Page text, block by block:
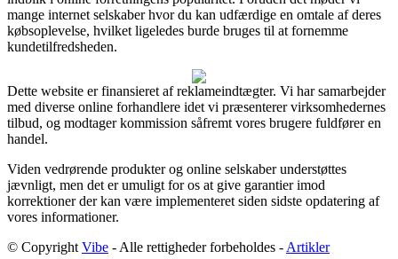
mange internet selskaber hvor du kan udfærdige en omtale af deres
købsoplevelse, hvilket ligeledes burde bruges til at fornemme
kundetilfredsheden.
Dette website er finansieret af reklameindtægter. Vi har samarbejder
med diverse online forhandlere idet vi præsenterer virksomhedernes
tilbud, og modtager kommission såfremt vores brugere fuldfører en
handel.
Viden vedrørende produkter og online selskaber understøttes
jævnligt, men det er umuligt for os at give garantier imod
korrektioner der kan være implementeret siden sidste opdatering af
vores informationer.
© Copyright Vibe - Alle rettigheder forbeholdes - Artikler